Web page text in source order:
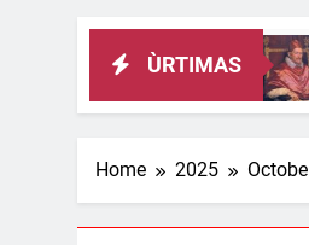
ÙRTIMAS
Diego
1 Week Ago
Home 2025